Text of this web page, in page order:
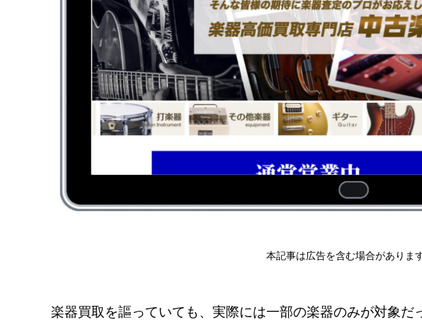
本記事は広告を含む場合があります
楽器買取を謳っていても、実際には一部の楽器のみが対象